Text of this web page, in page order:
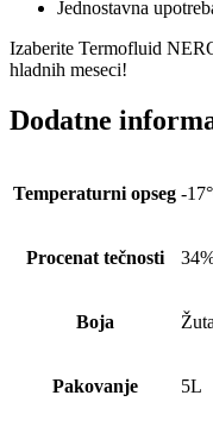
Jednostavna
Izaberite Termofluid
hladnih meseci!
Dodatne
Temperaturni opseg -
Procenat tečnosti
Boja Žuta
Pakovanje 5L